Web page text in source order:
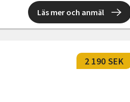
Läs mer och anmäl
2 190 SEK